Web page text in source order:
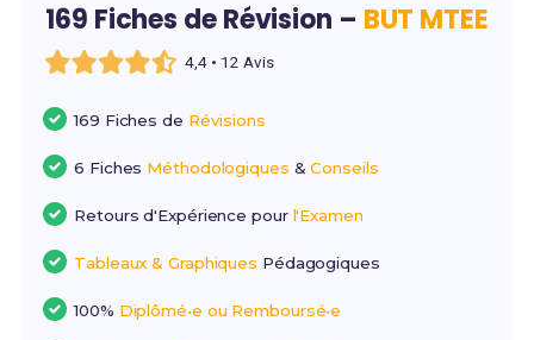
169 Fiches de Révision – BUT MTEE
4,4 • 12 Avis
169 Fiches de Révisions
6 Fiches Méthodologiques &Conseils
Retours d'Expérience pour l'Examen
Tableaux & Graphiques Pédagogiques
100% Diplômé•e ou Remboursé•e